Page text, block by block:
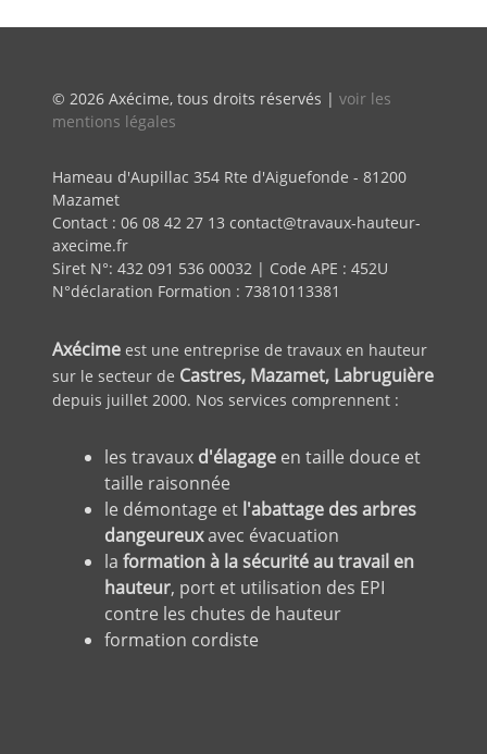
© 2026 Axécime, tous droits réservés | voir les
mentions légales
Hameau d'Aupillac 354 Rte d'Aiguefonde - 81200
Mazamet
Contact : 06 08 42 27 13 contact@travaux-hauteur-
axecime.fr
Siret N°: 432 091 536 00032 | Code APE : 452U
N°déclaration Formation : 73810113381
Axécime est une entreprise de travaux en hauteur
sur le secteur de Castres, Mazamet, Labruguière
depuis juillet 2000. Nos services comprennent :
les travaux d'élagage en taille douce et
taille raisonnée
le démontage et l'abattage des arbres
dangeureuxavec évacuation
la formation à la sécurité au travail en
hauteur, port et utilisation des EPI
contre les chutes de hauteur
formation cordiste